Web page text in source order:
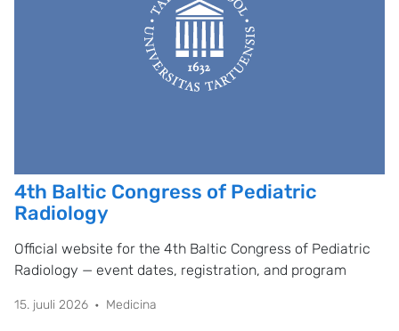
4th Baltic Congress of Pediatric
Radiology
Official website for the 4th Baltic Congress of Pediatric
Radiology — event dates, registration, and program
15. juuli 2026 Medicina